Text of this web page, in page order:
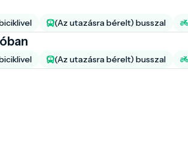
(Az utazásra bérelt) busszal
(Az utazásra bérelt) busszal